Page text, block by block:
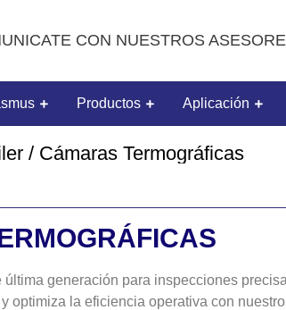
CON NUESTROS
Productos Aplicación
/ Cámaras Termográficas
última generación para inspecciones
optimiza la eficiencia operativa con